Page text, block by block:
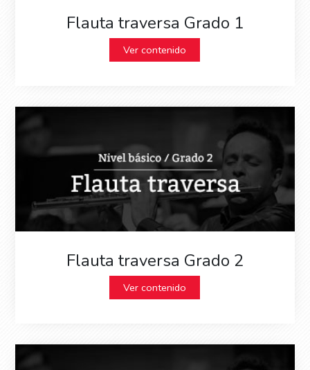
Flauta traversa Grado 1
Ver contenido
Flauta traversa Grado 2
Ver contenido